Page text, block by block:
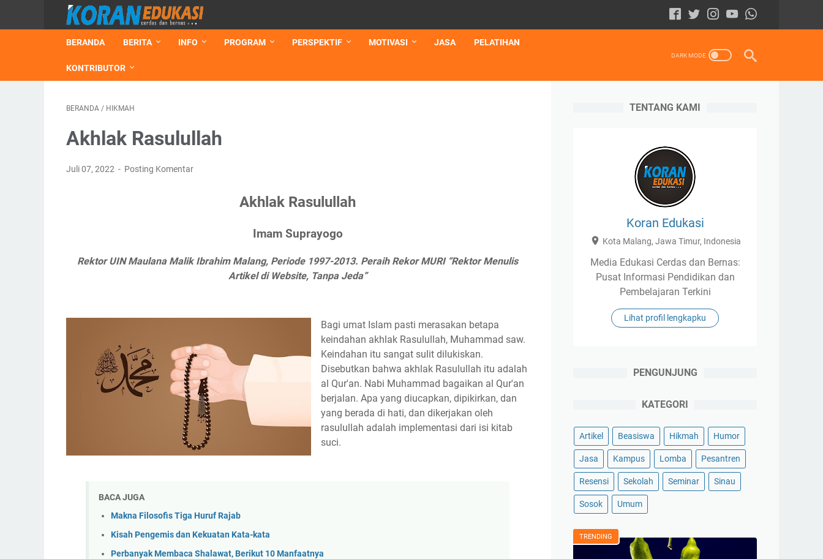
BERANDA BERITA INFO PROGRAM PERSPEKTIF MOTIVASI JASA PELATIHAN
KONTRIBUTOR
BERANDA / HIKMAH
Akhlak Rasulullah
Juli 07, 2022 Posting Komentar
Akhlak Rasulullah
Imam Suprayogo
Rektor UIN Maulana Malik Ibrahim Malang, Periode 1997-2013. Peraih Rekor MURI “Rektor Menulis
Artikel di Website, Tanpa Jeda”
Bagi umat Islam pasti merasakan betapa
keindahan akhlak Rasulullah, Muhammad saw.
Keindahan itu sangat sulit dilukiskan.
Disebutkan bahwa akhlak Rasulullah itu adalah
al Qur'an. Nabi Muhammad bagaikan al Qur'an
berjalan. Apa yang diucapkan, dipikirkan, dan
yang berada di hati, dan dikerjakan oleh
rasulullah adalah implementasi dari isi kitab
suci.
BACA JUGA
Makna Filosofis Tiga Huruf Rajab
Kisah Pengemis dan Kekuatan Kata-kata
Perbanyak Membaca Shalawat, Berikut 10 Manfaatnya
TENTANG KAMI
Koran Edukasi
Kota Malang, Jawa Timur, Indonesia
Media Edukasi Cerdas dan Bernas:
Pusat Informasi Pendidikan dan
Pembelajaran Terkini
Lihat profil lengkapku
PENGUNJUNG
KATEGORI
Artikel Beasiswa Hikmah Humor
Jasa Kampus Lomba Pesantren
Resensi Sekolah Seminar Sinau
Sosok Umum
TRENDING